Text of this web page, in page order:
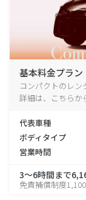
基本料金プラン
コンパクトのレ
詳細は、こちらか
代表車種
ボディタイプ
営業時間
3～6時間まで
免責補償制度